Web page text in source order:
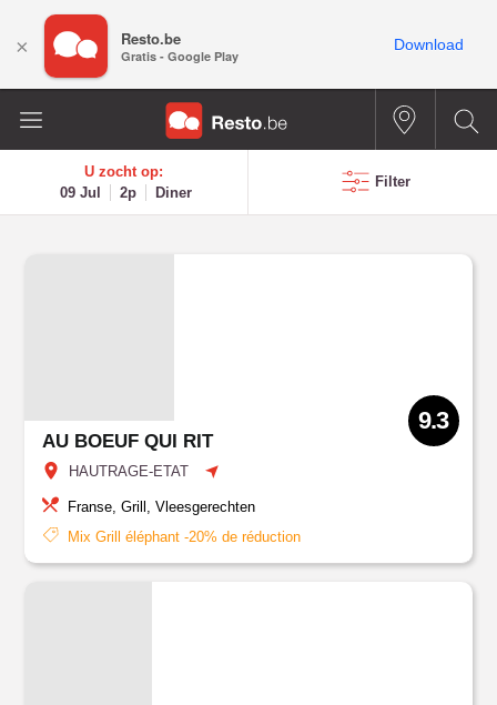
U zocht op:
09 Jul
2p Diner
Filter
AU BOEUF QUI RIT
HAUTRAGE-ETAT
9.3
Franse, Grill, Vleesgerechten
Mix Grill éléphant -20% de réduction
× Resto.be
Gratis - Google Play
Download